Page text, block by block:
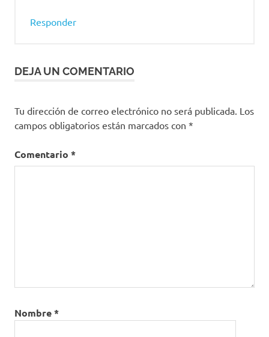
Responder
DEJA UN COMENTARIO
Tu dirección de correo electrónico no será publicada. Los
campos obligatorios están marcados con *
Comentario *
Nombre*